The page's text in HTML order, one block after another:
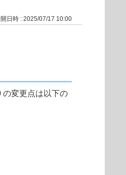
日時 : 2025/07/17 10:00
の変更点は以下の